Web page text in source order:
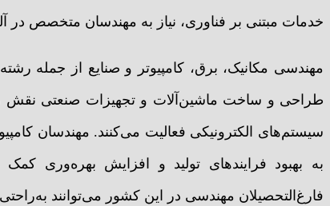
خدمات مبتنی بر فناوری، نیاز به مهندسان متخصص در
مهندسی مکانیک، برق، کامپیوتر و صنایع از جمله
طراحی و ساخت ماشین‌آلات و تجهیزات صنعتی نقش
سیستم‌های الکترونیکی فعالیت می‌کنند. مهندسان
به بهبود فرایندهای تولید و افزایش بهره‌وری
فارغ‌التحصیلان مهندسی در این کشور می‌توانند